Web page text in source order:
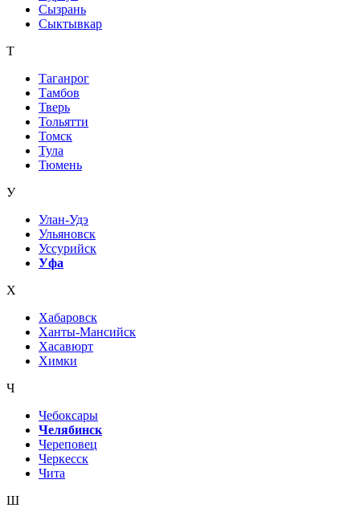
Сызрань
Сыктывкар
Т
Таганрог
Тамбов
Тверь
Тольятти
Томск
Тула
Тюмень
У
Улан-Удэ
Ульяновск
Уссурийск
Уфа
Х
Хабаровск
Ханты-Мансийск
Хасавюрт
Химки
Ч
Чебоксары
Челябинск
Череповец
Черкесск
Чита
Ш